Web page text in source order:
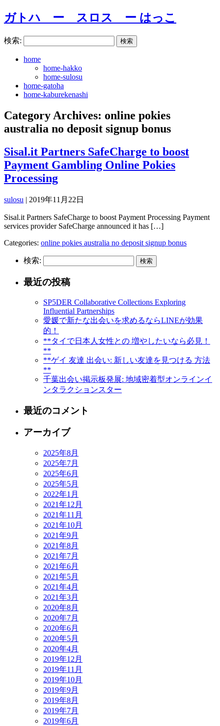
ガトハ ー スロス ー はっこ
検索:
home
home-hakko
home-sulosu
home-gatoha
home-kaburekenashi
Category Archives: online pokies
australia no deposit signup bonus
Sisal.it Partners SafeCharge to boost
Payment Gambling Online Pokies
Processing
sulosu | 2019年11月22日
Sisal.it Partners SafeCharge to boost Payment Processing Payment
services provider SafeCharge announced it has […]
Categories: online pokies australia no deposit signup bonus
検索:
最近の投稿
SP5DER Collaborative Collections Exploring
Influential Partnerships
愛媛で新たな出会いを求めるならLINEが効果
的！
**タイで日本人女性との 増やしたいなら必見！
**
**ゲイ 友達 出会い: 新しい友達を見つける 方法
**
千葉出会い掲示板発展: 地域密着型オンラインイ
ンタラクションスター
最近のコメント
アーカイブ
2025年8月
2025年7月
2025年6月
2025年5月
2022年1月
2021年12月
2021年11月
2021年10月
2021年9月
2021年8月
2021年7月
2021年6月
2021年5月
2021年4月
2021年3月
2020年8月
2020年7月
2020年6月
2020年5月
2020年4月
2019年12月
2019年11月
2019年10月
2019年9月
2019年8月
2019年7月
2019年6月